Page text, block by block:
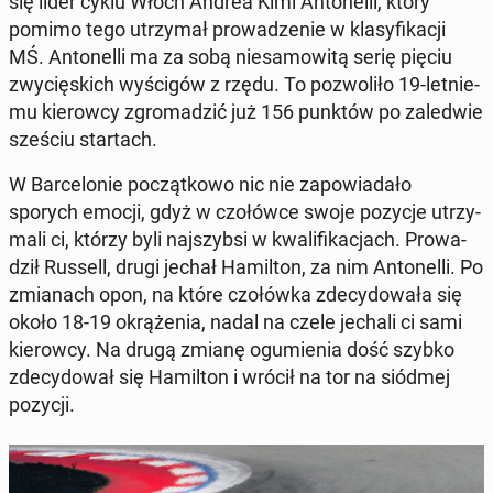
pomimo tego utrzy­mał pro­wa­dze­nie w kla­sy­fi­ka­cji
MŚ. An­to­nel­li ma za sobą nie­sa­mo­wi­tą serię pięciu
zwy­cię­skich wy­ści­gów z rzędu. To po­zwo­li­ło 19-let­nie­
mu kie­row­cy zgro­ma­dzić już 156 punktów po za­le­d­wie
sześciu star­tach.
W Bar­ce­lo­nie po­cząt­ko­wo nic nie za­po­wia­da­ło
sporych emocji, gdyż w czo­łów­ce swoje pozycje utrzy­
ma­li ci, którzy byli naj­szyb­si w kwa­li­fi­ka­cjach. Pro­wa­
dził Russell, drugi jechał Ha­mil­ton, za nim An­to­nel­li. Po
zmia­nach opon, na które czo­łów­ka zde­cy­do­wa­ła się
około 18-19 okrą­że­nia, nadal na czele jechali ci sami
kie­row­cy. Na drugą zmianę ogu­mie­nia dość szybko
zde­cy­do­wał się Ha­mil­ton i wrócił na tor na siódmej
pozycji.